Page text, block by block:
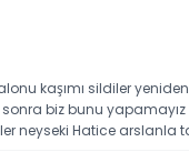
kaşımı sildiler
sonra biz bunu
neyseki Hatice arslanla